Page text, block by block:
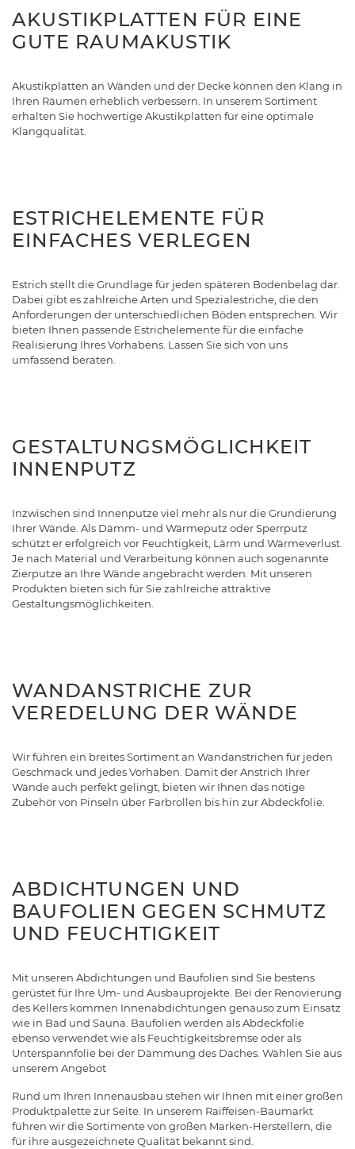
AKUSTIKPLATTEN FÜR EINE
GUTE RAUMAKUSTIK
Akustikplatten an Wänden und der Decke können den Klang in
Ihren Räumen erheblich verbessern. In unserem Sortiment
erhalten Sie hochwertige Akustikplatten für eine optimale
Klangqualität.
ESTRICHELEMENTE FÜR
EINFACHES VERLEGEN
Estrich stellt die Grundlage für jeden späteren Bodenbelag dar.
Dabei gibt es zahlreiche Arten und Spezialestriche, die den
Anforderungen der unterschiedlichen Böden entsprechen. Wir
bieten Ihnen passende Estrichelemente für die einfache
Realisierung Ihres Vorhabens. Lassen Sie sich von uns
umfassend beraten.
GESTALTUNGSMÖGLICHKEIT
INNENPUTZ
Inzwischen sind Innenputze viel mehr als nur die Grundierung
Ihrer Wände. Als Dämm- und Wärmeputz oder Sperrputz
schützt er erfolgreich vor Feuchtigkeit, Lärm und Wärmeverlust.
Je nach Material und Verarbeitung können auch sogenannte
Zierputze an Ihre Wände angebracht werden. Mit unseren
Produkten bieten sich für Sie zahlreiche attraktive
Gestaltungsmöglichkeiten.
WANDANSTRICHE ZUR
VEREDELUNG DER WÄNDE
Wir führen ein breites Sortiment an Wandanstrichen für jeden
Geschmack und jedes Vorhaben. Damit der Anstrich Ihrer
Wände auch perfekt gelingt, bieten wir Ihnen das nötige
Zubehör von Pinseln über Farbrollen bis hin zur Abdeckfolie.
ABDICHTUNGEN UND
BAUFOLIEN GEGEN SCHMUTZ
UND FEUCHTIGKEIT
Mit unseren Abdichtungen und Baufolien sind Sie bestens
gerüstet für Ihre Um- und Ausbauprojekte. Bei der Renovierung
des Kellers kommen Innenabdichtungen genauso zum Einsatz
wie in Bad und Sauna. Baufolien werden als Abdeckfolie
ebenso verwendet wie als Feuchtigkeitsbremse oder als
Unterspannfolie bei der Dämmung des Daches. Wählen Sie aus
unserem Angebot
Rund um Ihren Innenausbau stehen wir Ihnen mit einer großen
Produktpalette zur Seite. In unserem Raiffeisen-Baumarkt
führen wir die Sortimente von großen Marken-Herstellern, die
für ihre ausgezeichnete Qualität bekannt sind.